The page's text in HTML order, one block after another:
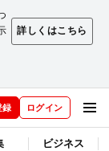
詳しくはこちら
録 ログイン
ビジネス